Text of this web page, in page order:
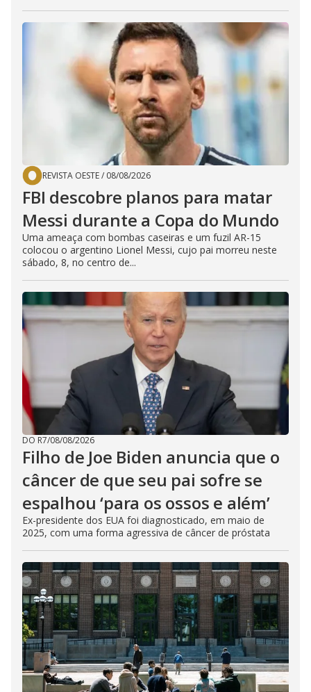
REVISTA OESTE/ 08/08/2026
FBI descobre planos para matar
Messi durante a Copa do Mundo
Uma ameaça com bombas caseiras e um fuzil AR-15
colocou o argentino Lionel Messi, cujo pai morreu neste
sábado, 8, no centro de...
DO R7/08/08/2026
Filho de Joe Biden anuncia que o
câncer de que seu pai sofre se
espalhou ‘para os ossos e além’
Ex-presidente dos EUA foi diagnosticado, em maio de
2025, com uma forma agressiva de câncer de próstata